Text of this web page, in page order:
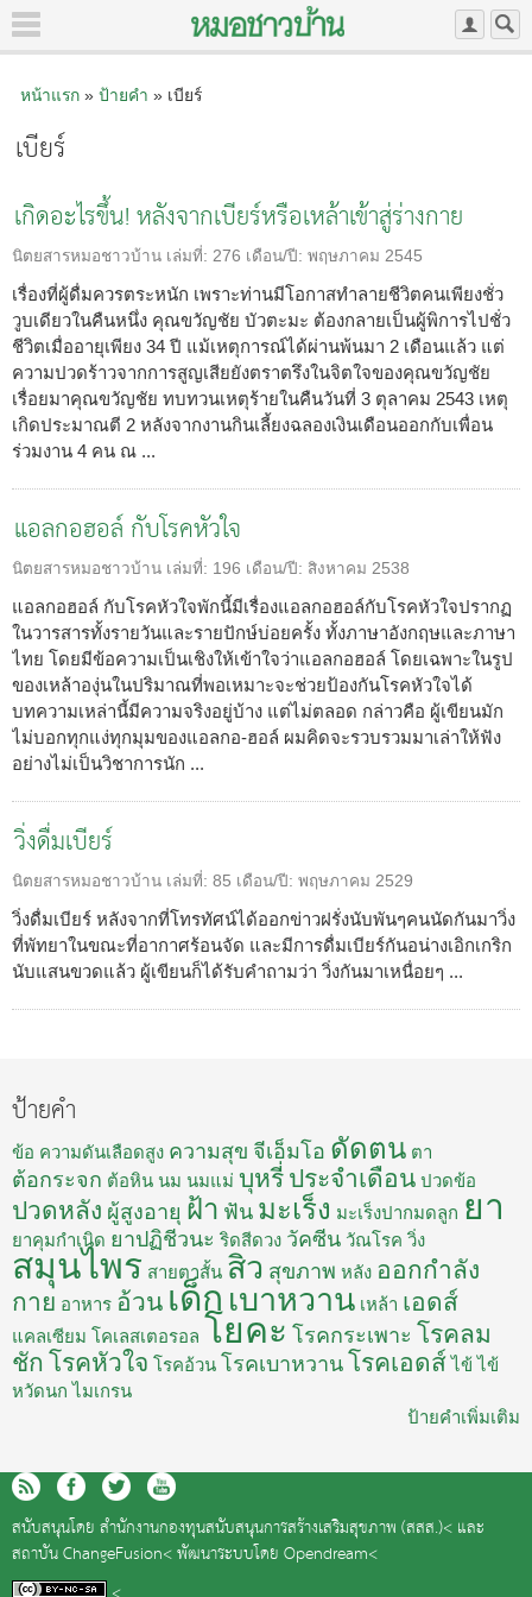
หน้าแรก» ป้ายคำ » เบียร์
เบียร์
เกิดอะไรขึ้น! หลังจากเบียร์หรือเหล้าเข้าสู่ร่างกาย
นิตยสารหมอชาวบ้าน เล่มที่: 276 เดือน/ปี: พฤษภาคม 2545
เรื่องที่ผู้ดื่มควรตระหนัก เพราะท่านมีโอกาสทำลายชีวิตคนเพียงชั่ว
วูบเดียวในคืนหนึ่ง คุณขวัญชัย บัวตะมะ ต้องกลายเป็นผู้พิการไปชั่ว
ชีวิตเมื่ออายุเพียง 34 ปี แม้เหตุการณ์ได้ผ่านพ้นมา 2 เดือนแล้ว แต่
ความปวดร้าวจากการสูญเสียยังตราตรึงในจิตใจของคุณขวัญชัย
เรื่อยมาคุณขวัญชัย ทบทวนเหตุร้ายในคืนวันที่ 3 ตุลาคม 2543 เหตุ
เกิดประมาณตี 2 หลังจากงานกินเลี้ยงฉลองเงินเดือนออกกับเพื่อน
ร่วมงาน 4 คน ณ ...
แอลกอฮอล์ กับโรคหัวใจ
นิตยสารหมอชาวบ้าน เล่มที่: 196 เดือน/ปี: สิงหาคม 2538
แอลกอฮอล์ กับโรคหัวใจพักนี้มีเรื่องแอลกอฮอล์กับโรคหัวใจปรากฏ
ในวารสารทั้งรายวันและรายปักษ์บ่อยครั้ง ทั้งภาษาอังกฤษและภาษา
ไทย โดยมีข้อความเป็นเชิงให้เข้าใจว่าแอลกอฮอล์ โดยเฉพาะในรูป
ของเหล้าองุ่นในปริมาณที่พอเหมาะจะช่วยป้องกันโรคหัวใจได้
บทความเหล่านี้มีความจริงอยู่บ้าง แต่ไม่ตลอด กล่าวคือ ผู้เขียนมัก
ไม่บอกทุกแง่ทุกมุมของแอลกอ-ฮอล์ ผมคิดจะรวบรวมมาเล่าให้ฟัง
อย่างไม่เป็นวิชาการนัก ...
วิ่งดื่มเบียร์
นิตยสารหมอชาวบ้าน เล่มที่: 85 เดือน/ปี: พฤษภาคม 2529
วิ่งดื่มเบียร์ หลังจากที่โทรทัศน์ได้ออกข่าวฝรั่งนับพันๆคนนัดกันมาวิ่ง
ที่พัทยาในขณะที่อากาศร้อนจัด และมีการดื่มเบียร์กันอน่างเอิกเกริก
นับแสนขวดแล้ว ผู้เขียนก็ได้รับคำถามว่า วิ่งกันมาเหนื่อยๆ ...
ป้ายคำ
ข้อ ความดันเลือดสูง ความสุข จีเอ็มโอ ดัดตน ตา
ต้อกระจก ต้อหิน นม นมแม่ บุหรี่ ประจำเดือน ปวดข้อ
ปวดหลัง ผู้สูงอายุ ฝ้า ฟัน มะเร็ง มะเร็งปากมดลูก ยา
ยาคุมกำเนิด ยาปฏิชีวนะ ริดสีดวง วัคซีน วัณโรค วิ่ง
สมุนไพร สายตาสั้น สิว สุขภาพ หลัง ออกกำลัง
กาย อาหาร อ้วน เด็ก เบาหวาน เหล้า เอดส์
แคลเซียม โคเลสเตอรอล โยคะ โรคกระเพาะ โรคลม
ชัก โรคหัวใจ โรคอ้วน โรคเบาหวาน โรคเอดส์ ไข้ ไข้
หวัดนก ไมเกรน
ป้ายคำเพิ่มเติม
สนับสนุนโดย สำนักงานกองทุนสนับสนุนการสร้างเสริมสุขภาพ (สสส.)< และ
สถาบัน ChangeFusion<พัฒนาระบบโดย Opendream<